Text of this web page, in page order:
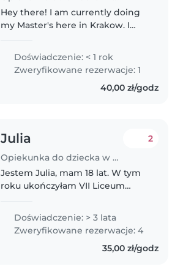
Hey there! I am currently doing
my Master's here in Krakow. I
years younger than me and 3
cousins. I am a funny, talkative
and creative person who is..
Doświadczenie: < 1 rok
Zweryfikowane rezerwacje: 1
40,00 zł/godz
Julia
Opiekunka do dziecka w Kraków
2
Jestem Julia, mam 18 lat. W tym
roku ukończyłam VII Liceum
Mam doświadczenie w opiece
nad dziećmi w różnym wieku,
które zdobyłam głównie
Doświadczenie: > 3 lata
Zweryfikowane rezerwacje: 4
35,00 zł/godz